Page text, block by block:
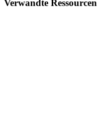
Verwandte Ressourcen